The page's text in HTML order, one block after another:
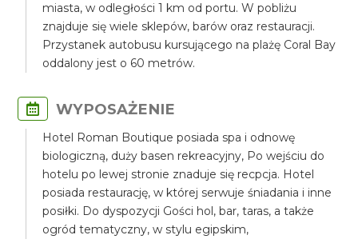
miasta, w odległości 1 km od portu. W pobliżu
znajduje się wiele sklepów, barów oraz restauracji.
Przystanek autobusu kursującego na plażę Coral Bay
oddalony jest o 60 metrów.
WYPOSAŻENIE
Hotel Roman Boutique posiada spa i odnowę
biologiczną, duży basen rekreacyjny, Po wejściu do
hotelu po lewej stronie znaduje się recpcja. Hotel
posiada restaurację, w której serwuje śniadania i inne
posiłki. Do dyspozycji Gości hol, bar, taras, a także
ogród tematyczny, w stylu egipskim,